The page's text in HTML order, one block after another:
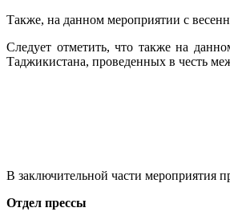
Также, на данном мероприятии с
Следует отметить, что также на
Таджикистана, проведенных в честь
В заключительной части мероприятия
Отдел прессы